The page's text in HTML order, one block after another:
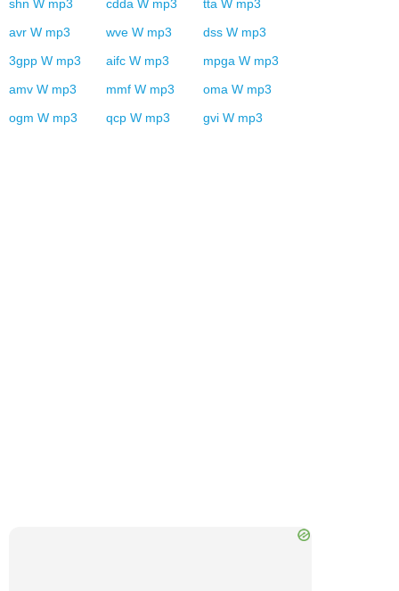
shn W mp3 cdda W mp3 tta W mp3
avr W mp3 wve W mp3 dss W mp3
3gpp W mp3 aifc W mp3 mpga W mp3
amv W mp3 mmf W mp3 oma W mp3
ogm W mp3 qcp W mp3 gvi W mp3